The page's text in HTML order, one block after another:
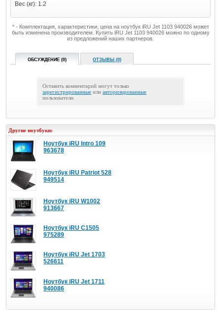
Вес (кг): 1.2
* - Комплектация, характеристики, цена на ноутбук iRU Jet 1103 940026 может
быть изменена производителем. Купить iRU Jet 1103 940026 можно по одному
из предложений наших партнеров.
ОБСУЖДЕНИЕ (0) ОТЗЫВЫ (0)
Оставить комментарий могут только
зарегистрированные или авторизированные
пользователи.
Другие ноутбуки:
Ноутбук iRU Intro 109
963678
Ноутбук iRU Patriot 528
949514
Ноутбук iRU W1002
913667
Ноутбук iRU C1505
975289
Ноутбук iRU Jet 1703
526611
Ноутбук iRU Jet 1711
940086